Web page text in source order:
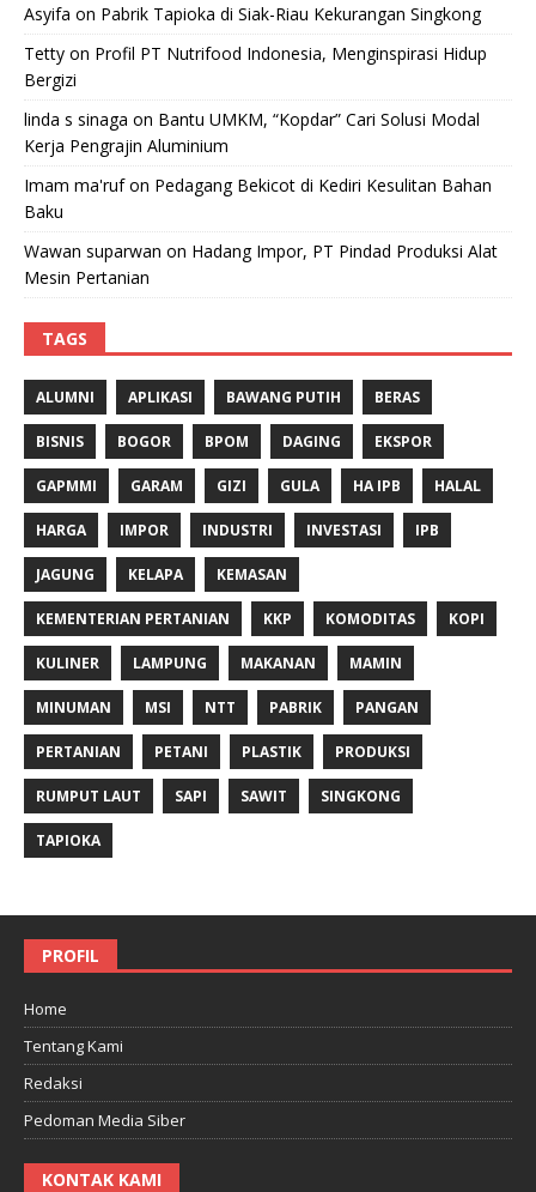
Asyifa on Pabrik Tapioka di Siak-Riau Kekurangan Singkong
Tetty on Profil PT Nutrifood Indonesia, Menginspirasi Hidup
Bergizi
linda s sinaga on Bantu UMKM, “Kopdar” Cari Solusi Modal
Kerja Pengrajin Aluminium
Imam ma'rufon Pedagang Bekicot di Kediri Kesulitan Bahan
Baku
Wawan suparwan on Hadang Impor, PT Pindad Produksi Alat
Mesin Pertanian
TAGS
ALUMNI APLIKASI BAWANG PUTIH BERAS
BISNIS BOGOR BPOM DAGING EKSPOR
GAPMMI GARAM GIZI GULA HA IPB HALAL
HARGA IMPOR INDUSTRI INVESTASI IPB
JAGUNG KELAPA KEMASAN
KEMENTERIAN PERTANIAN KKP KOMODITAS KOPI
KULINER LAMPUNG MAKANAN MAMIN
MINUMAN MSI NTT PABRIK PANGAN
PERTANIAN PETANI PLASTIK PRODUKSI
RUMPUT LAUT SAPI SAWIT SINGKONG
TAPIOKA
PROFIL
Home
Tentang Kami
Redaksi
Pedoman Media Siber
KONTAK KAMI